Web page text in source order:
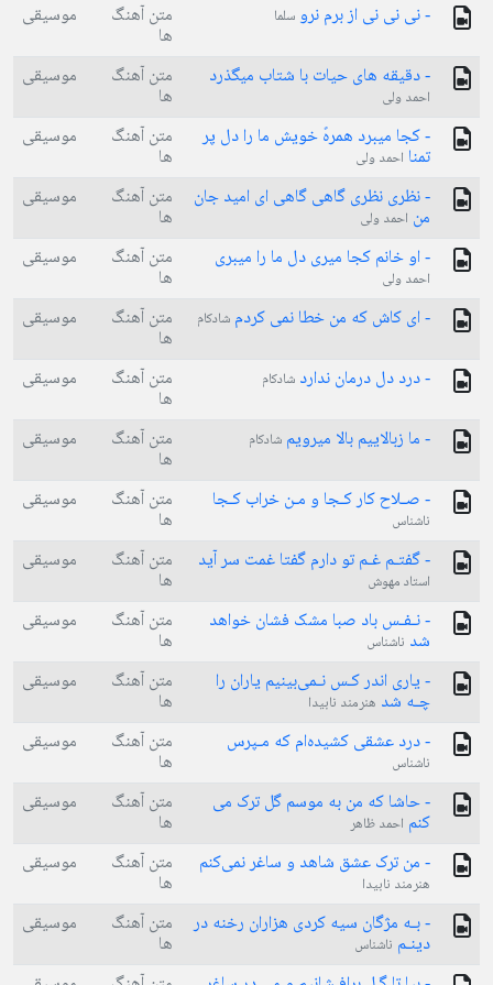
- نی نی نی از برم نرو سلما متن آهنگ
ها
موسیقی
- دقیقه های حیات با شتاب میگذرد
احمد ولی
متن آهنگ
ها
موسیقی
- کجا میبرد همرهً خویش ما را دل پر
تمنا احمد ولی
متن آهنگ
ها
موسیقی
- نظری نظری گاهی گاهی ای امید جان
من احمد ولی
متن آهنگ
ها
موسیقی
- او خانم کجا میری دل ما را میبری
احمد ولی
متن آهنگ
ها
موسیقی
- ای کاش که من خطا نمی کردم شادکام متن آهنگ
ها
موسیقی
- درد دل درمان ندارد شادکام متن آهنگ
ها
موسیقی
- ما زبالاییم بالا میرویم شادکام متن آهنگ
ها
موسیقی
- صـلاح کار کـجا و مـن خراب کـجا
ناشناس
متن آهنگ
ها
موسیقی
- گفتـم غـم تو دارم گفتا غمت سر آید
استاد مهوش
متن آهنگ
ها
موسیقی
- نـفـس باد صبا مشک فشان خواهد
شد ناشناس
متن آهنگ
ها
موسیقی
- یاری اندر کـس نـمی‌بینیم یاران را
چـه شد هنرمند نابیدا
متن آهنگ
ها
موسیقی
- درد عشقی کشیده‌ام که مـپرس
ناشناس
متن آهنگ
ها
موسیقی
- حاشا که من به موسم گل ترک می
کنم احمد ظاهر
متن آهنگ
ها
موسیقی
- من ترک عشق شاهد و ساغر نمی‌کنم
هنرمند نابیدا
متن آهنگ
ها
موسیقی
- بـه مژگان سیه کردی هزاران رخنه در
دینـم ناشناس
متن آهنگ
ها
موسیقی